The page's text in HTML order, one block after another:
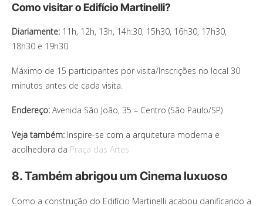
Como visitar o Edifício Martinelli?
Diariamente: 11h, 12h, 13h, 14h:30, 15h30, 16h30, 17h30,
18h30 e 19h30
Máximo de 15 participantes por visita/Inscrições no local 30
minutos antes de cada visita.
Endereço: Avenida São João, 35 – Centro (São Paulo/SP)
Veja também: Inspire-se com a arquitetura moderna e
acolhedora da Praça das Artes
8. Também abrigou um Cinema luxuoso
Como a construção do Edifício Martinelli acabou danificando a